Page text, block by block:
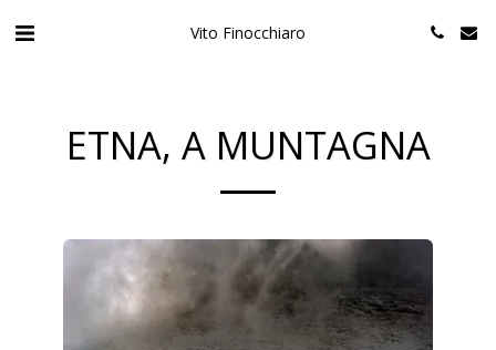
Vito Finocchiaro
ETNA, A MUNTAGNA